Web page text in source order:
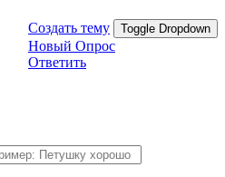
Создать тему Toggle Dropdown
Новый Опрос
Ответить